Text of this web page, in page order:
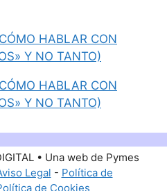
CÓMO HABLAR CON
Y NO TANTO)
CÓMO HABLAR CON
Y NO TANTO)
• Una web de Pymes
Legal - Política de
de Cookies